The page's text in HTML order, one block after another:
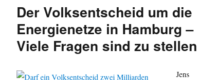
Der Volksentscheid um die
Energienetze in Hamburg –
Viele Fragen sind zu stellen
Jens